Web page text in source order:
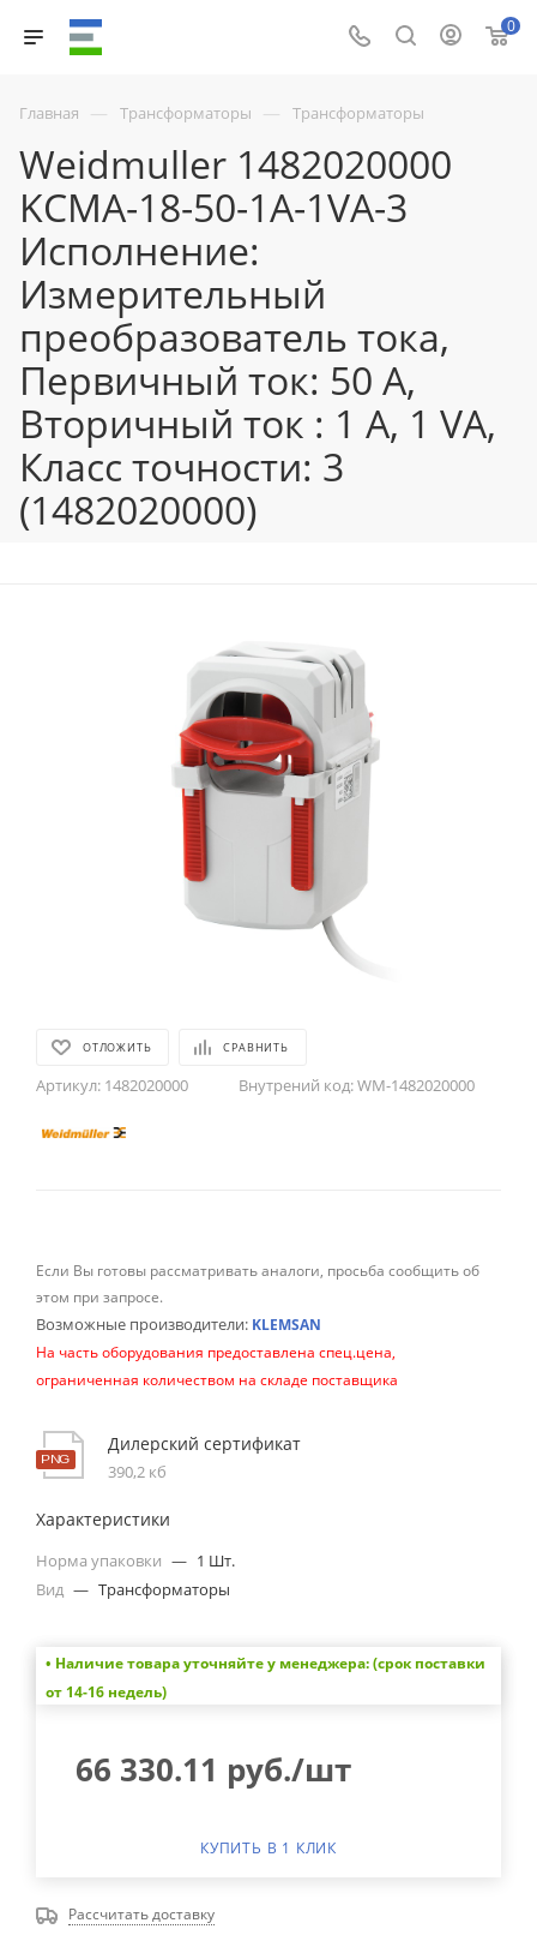
0
Главная — Трансформаторы — Трансформаторы
Weidmuller 1482020000
KCMA-18-50-1A-1VA-3
Исполнение:
Измерительный
преобразователь тока,
Первичный ток: 50 A,
Вторичный ток : 1 A, 1 VA,
Класс точности: 3
(1482020000)
ОТЛОЖИТЬ СРАВНИТЬ
Артикул: 1482020000 Внутрений код:WM-1482020000
Если Вы готовы рассматривать аналоги, просьба сообщить об
этом при запросе.
Возможные производители: KLEMSAN
На часть оборудования предоставлена спец.цена,
ограниченная количеством на складе поставщика
Дилерский сертификат
390,2 кб
Характеристики
Норма упаковки — 1 Шт.
Вид — Трансформаторы
• Наличие товара уточняйте у менеджера: (срок поставки
от 14-16 недель)
66 330.11 руб./шт
КУПИТЬ В 1 КЛИК
Рассчитать доставку